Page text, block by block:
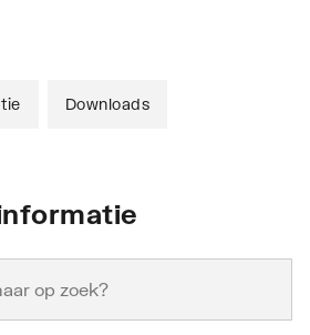
Downloads